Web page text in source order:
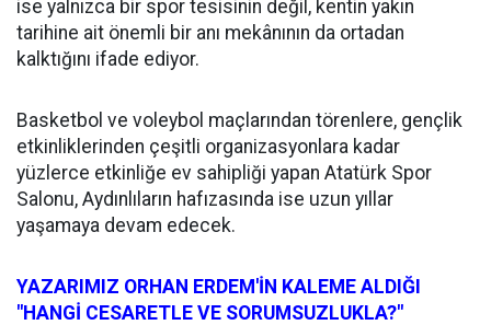
ise yalnızca bir spor tesisinin değil, kentin yakın
tarihine ait önemli bir anı mekânının da ortadan
kalktığını ifade ediyor.
Basketbol ve voleybol maçlarından törenlere, gençlik
etkinliklerinden çeşitli organizasyonlara kadar
yüzlerce etkinliğe ev sahipliği yapan Atatürk Spor
Salonu, Aydınlıların hafızasında ise uzun yıllar
yaşamaya devam edecek.
YAZARIMIZ ORHAN ERDEM'İN KALEME ALDIĞI
"HANGİ CESARETLE VE SORUMSUZLUKLA?"